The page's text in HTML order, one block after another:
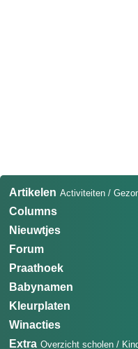
Artikelen Activiteiten /
Columns
Nieuwtjes
Forum
Praathoek
Babynamen
Kleurplaten
Winacties
Extra Overzicht scholen /